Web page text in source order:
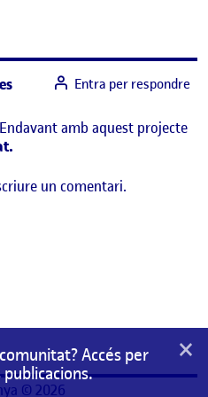
says:
amb aquest projecte
Entra per respondre
un comentari.
Accés per
×
© 2026